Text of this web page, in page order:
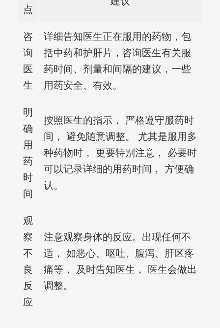
点
咨
询
医
生
详细告知医生正在服用的药物，包
括中药和护肝片，咨询医生有关服
药时间、剂量和间隔的建议，一些
用药安全、有效。
明
确
用
药
时
间
按照医生的指示， 严格遵守服药时
间， 避免随意调整。 尤其是服用多
种药物时， 更要特别注意， 必要时
可以记录详细的用药时间， 方便确
认。
观
察
不
良
反
应
注意观察身体的反应。出现任何不
适， 如恶心、呕吐、腹泻、肝区疼
痛等， 及时告知医生， 医生会做出
调整。